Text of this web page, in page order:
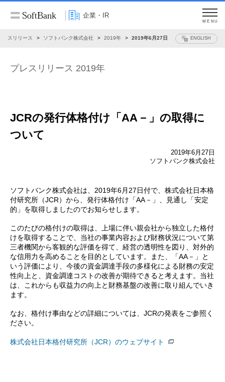
企業・IR
MENU
レスリリース ソフトバンク株式会社 2019年 2019年6月27日 ENGLISH
プレスリリース 2019年
JCRの発行体格付け「AA－」の取得に
ついて
2019年6月27日
ソフトバンク株式会社
ソフトバンク株式会社は、2019年6月27日付で、株式会社日本格
付研究所（JCR）から、発行体格付け「AA－」、見通し「安定
的」を取得しましたのでお知らせします。
このたびの格付けの取得は、上場に伴い親会社から独立した格付
けを取得することで、当社の事業内容および財務状況について第
三者機関から客観的な評価を得て、経営の透明性を図り、対外的
な信用力を高めることを目的としています。また、「AA－」と
いう評価により、今後の資金調達手段の多様化による財務の安定
性向上と、資金調達コストの改善が期待できると考えます。当社
は、これからも収益力の向上と財務基盤の改善に取り組んでいき
ます。
なお、格付け事由などの詳細については、JCRの発表をご参照く
ださい。
株式会社日本格付研究所（JCR）のウェブサイト